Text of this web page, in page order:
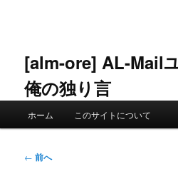
ン
へ
[alm-ore] AL-Mail
俺の独り言
ホーム このサイトについて
投
← 前へ